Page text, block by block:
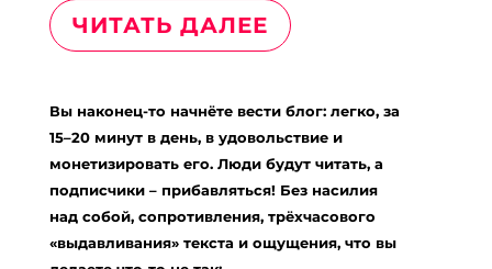
ЧИТАТЬ ДАЛЕЕ
Вы наконец-то начнёте вести блог: легко, за
15–20 минут в день, в удовольствие и
монетизировать его. Люди будут читать, а
подписчики – прибавляться! Без насилия
над собой, сопротивления, трёхчасового
«выдавливания» текста и ощущения, что вы